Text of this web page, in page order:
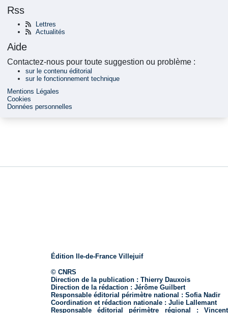
Rss
Lettres
Actualités
Aide
Contactez-nous pour toute suggestion ou problème :
sur le contenu éditorial
sur le fonctionnement technique
Mentions Légales
Cookies
Données personnelles
Édition Ile-de-France Villejuif
© CNRS
Direction de la publication : Thierry Dauxois
Direction de la rédaction : Jérôme Guilbert
Responsable éditorial périmètre national : Sofia Nadir
Coordination et rédaction nationale : Julie Lallemant
Responsable éditorial périmètre régional : Vincent